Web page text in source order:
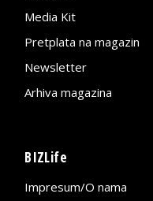
Media Kit
Pretplata na magazin
Newsletter
Arhiva magazina
BIZLife
Impresum/O nama